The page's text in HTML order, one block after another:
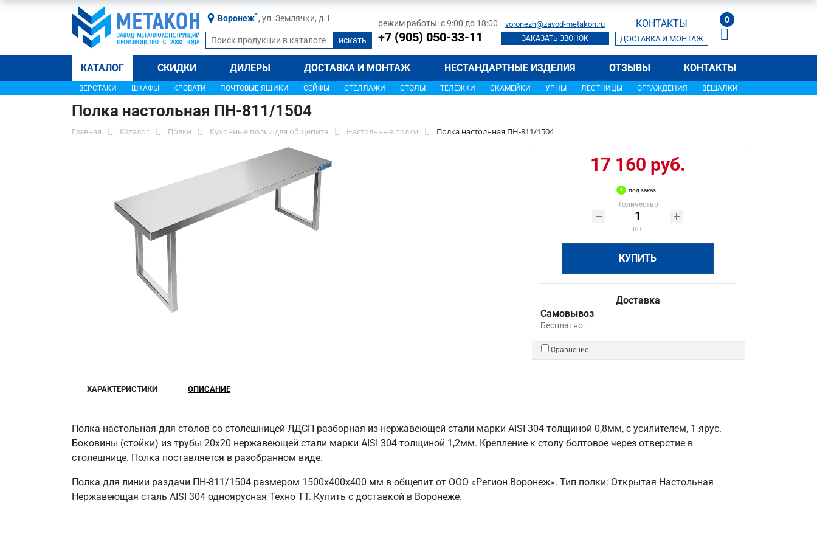
Воронеж , ул. Землячки, д.1 режим работы: с 9:00 до 18:00
+7 (905) 050-33-11
voronezh@zavod-metakon.ru
ЗАКАЗАТЬ ЗВОНОК
КОНТАКТЫ
ДОСТАВКА И МОНТАЖ
0
КАТАЛОГ СКИДКИ ДИЛЕРЫ ДОСТАВКА И МОНТАЖ НЕСТАНДАРТНЫЕ ИЗДЕЛИЯ ОТЗЫВЫ КОНТАКТЫ
ВЕРСТАКИ ШКАФЫ КРОВАТИ ПОЧТОВЫЕ ЯЩИКИ СЕЙФЫ СТЕЛЛАЖИ СТОЛЫ ТЕЛЕЖКИ СКАМЕЙКИ УРНЫ ЛЕСТНИЦЫ ОГРАЖДЕНИЯ ВЕШАЛКИ
Полка настольная ПН-811/1504
Главная Каталог Полки Кухонные полки для общепита Настольные полки Полка настольная ПН-811/1504
17 160 руб.
под заказ
Количество
шт
КУПИТЬ
Доставка
Самовывоз
Бесплатно.
Сравнение
ХАРАКТЕРИСТИКИ ОПИСАНИЕ
Полка настольная для столов со столешницей ЛДСП разборная из нержавеющей стали марки AISI 304 толщиной 0,8мм, с усилителем, 1 ярус.
Боковины (стойки) из трубы 20х20 нержавеющей стали марки AISI 304 толщиной 1,2мм. Крепление к столу болтовое через отверстие в
столешнице. Полка поставляется в разобранном виде.
Полка для линии раздачи ПН-811/1504 размером 1500х400х400 мм в общепит от ООО «Регион Воронеж». Тип полки: Открытая Настольная
Нержавеющая сталь AISI 304 одноярусная Техно ТТ. Купить с доставкой в Воронеже.